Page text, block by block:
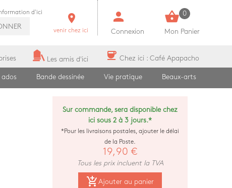
d'ici room
venir chez ici
person
Connexion
shopping_basket 0
Mon Panier
Les amis d'ici coffee Chez ici : Café Apapacho
Bande dessinée Vie pratique Beaux-arts
Sur commande, sera disponible chez
ici sous 2 à 3 jours.*
*Pour les livraisons postales, ajouter le délai
de la Poste.
19,90 €
Tous les prix incluent la TVA
add_shopping_cart Ajouter au panier